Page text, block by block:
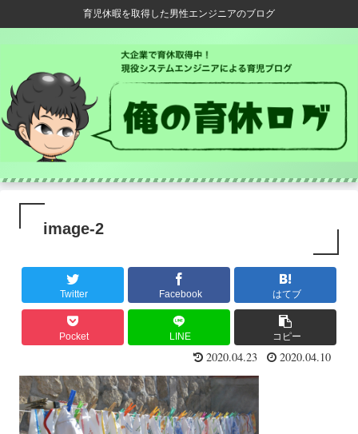
育児休暇を取得した男性エンジニアのブログ
image-2
Twitter Facebook はてブ
Pocket LINE コピー
2020.04.23 2020.04.10